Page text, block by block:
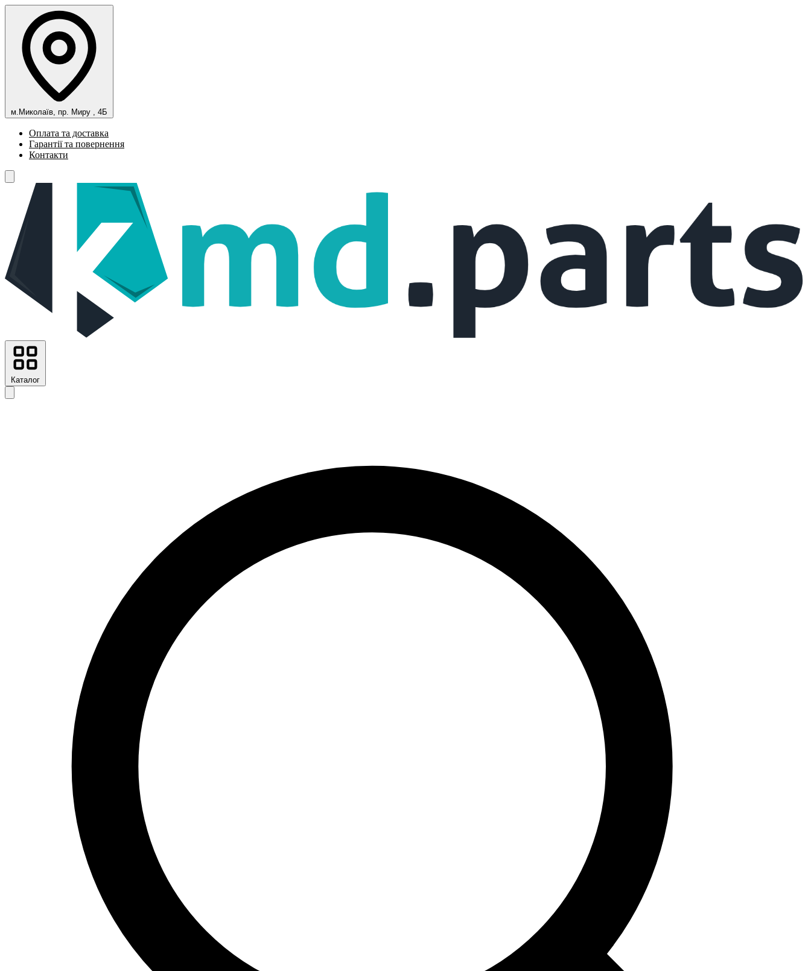
м.Миколаїв, пр. Миру , 4Б
Оплата та доставка
Гарантії та повернення
Контакти
Каталог